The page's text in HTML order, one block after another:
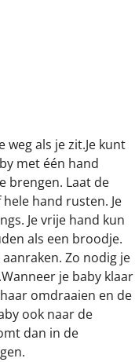
weg als je zit.Je kunt
met één hand
brengen. Laat de
hand rusten. Je
Je vrije hand kun
als een broodje.
Zo nodig je
je baby klaar
omdraaien en de
ook naar de
dan in de